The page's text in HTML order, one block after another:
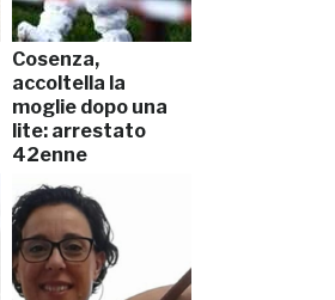
Cosenza,
accoltella la
moglie dopo una
lite: arrestato
42enne